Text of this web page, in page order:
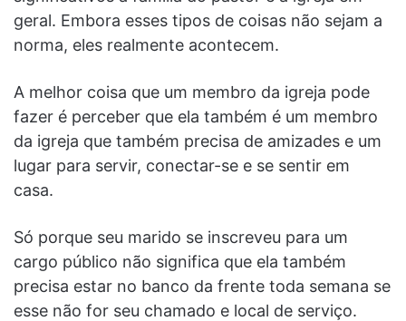
geral. Embora esses tipos de coisas não sejam a
norma, eles realmente acontecem.
A melhor coisa que um membro da igreja pode
fazer é perceber que ela também é um membro
da igreja que também precisa de amizades e um
lugar para servir, conectar-se e se sentir em
casa.
Só porque seu marido se inscreveu para um
cargo público não significa que ela também
precisa estar no banco da frente toda semana se
esse não for seu chamado e local de serviço.